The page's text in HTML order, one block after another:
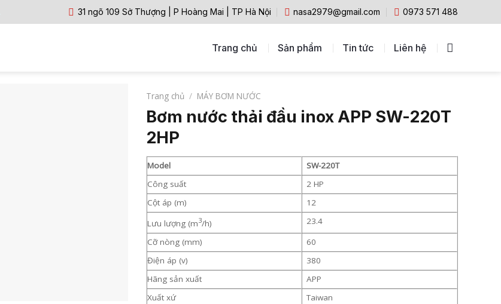
31 ngõ 109 Sở Thượng | P Hoàng Mai | TP Hà Nội nasa2979@gmail.com 0973 571 488
Trang chủ Sản phẩm Tin tức Liên hệ
Trang chủ / MÁY BƠM NƯỚC
Bơm nước thải đầu inox APP SW-220T
2HP
Model
SW-220T
Công suất
2 HP
Cột áp (m)
12
Lưu lượng (m3/h)
23.4
Cỡ nòng (mm)
60
Điện áp (v)
380
Hãng sản xuất
APP
Xuất xứ
Taiwan